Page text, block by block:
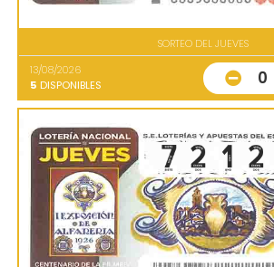
SORTEO DEL JUEVES
13/08/2026
5 DISPONIBLES 0